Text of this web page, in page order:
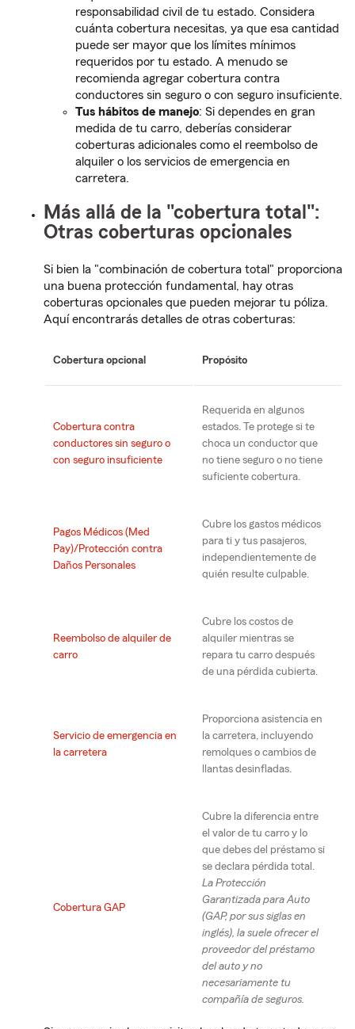
responsabilidad civil de tu estado. Considera
cuánta cobertura necesitas, ya que esa cantidad
puede ser mayor que los límites mínimos
requeridos por tu estado. A menudo se
recomienda agregar cobertura contra
conductores sin seguro o con seguro insuficiente.
Tus hábitos de manejo: Si dependes en gran
medida de tu carro, deberías considerar
coberturas adicionales como el reembolso de
alquiler o los servicios de emergencia en
carretera.
Más allá de la "cobertura total":
Otras coberturas opcionales
Si bien la "combinación de cobertura total" proporciona
una buena protección fundamental, hay otras
coberturas opcionales que pueden mejorar tu póliza.
Aquí encontrarás detalles de otras coberturas:
Cobertura opcional Propósito
Cobertura contra
conductores sin seguro o
con seguro insuficiente
Requerida en algunos
estados. Te protege si te
choca un conductor que
no tiene seguro o no tiene
suficiente cobertura.
Pagos Médicos (Med
Pay)/Protección contra
Daños Personales
Cubre los gastos médicos
para ti y tus pasajeros,
independientemente de
quién resulte culpable.
Reembolso de alquiler de
carro
Cubre los costos de
alquiler mientras se
repara tu carro después
de una pérdida cubierta.
Servicio de emergencia en
la carretera
Proporciona asistencia en
la carretera, incluyendo
remolques o cambios de
llantas desinfladas.
Cobertura GAP
Cubre la diferencia entre
el valor de tu carro y lo
que debes del préstamo si
se declara pérdida total.
La Protección
Garantizada para Auto
(GAP, por sus siglas en
inglés), la suele ofrecer el
proveedor del préstamo
del auto y no
necesariamente tu
compañía de seguros.